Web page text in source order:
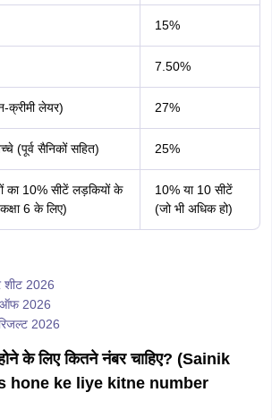
15%
7.50%
क्रीमी लेयर) 27%
(पूर्व सैनिकों सहित) 25%
का 10% सीटें लड़कियों के
6 के लिए)
10% या 10 सीटें
(जो भी अधिक हो)
2026
2026
2026
के लिए कितने नंबर चाहिए? (Sainik
hone ke liye kitne number